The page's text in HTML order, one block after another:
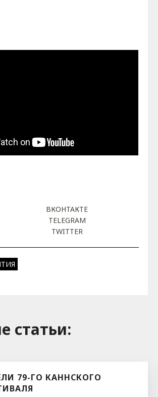
ВКОНТАКТЕ
TELEGRAM
TWITTER
cтатьи:
79-ГО КАННСКОГО